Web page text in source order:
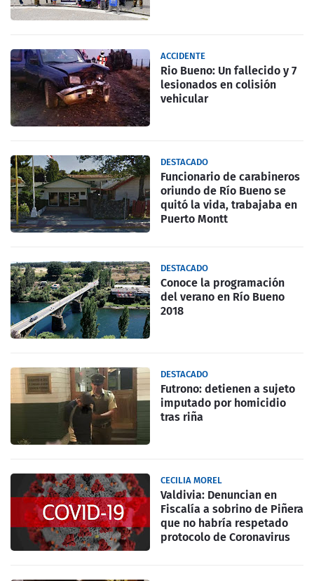
ACCIDENTE
Rio Bueno: Un fallecido y 7
lesionados en colisión
vehicular
DESTACADO
Funcionario de carabineros
oriundo de Río Bueno se
quitó la vida, trabajaba en
Puerto Montt
DESTACADO
Conoce la programación
del verano en Río Bueno
2018
DESTACADO
Futrono: detienen a sujeto
imputado por homicidio
tras riña
CECILIA MOREL
Valdivia: Denuncian en
Fiscalía a sobrino de Piñera
que no habría respetado
protocolo de Coronavirus